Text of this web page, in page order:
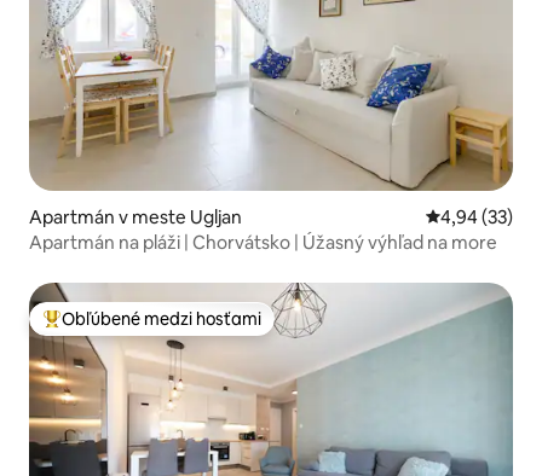
Apartmán v meste Ugljan Priemerné
4,94 (33)
Apartmán na pláži | Chorvátsko | Úžasný výhľad na more
Najobľúbenejšie medzi hosťami
Obľúbené medzi hosťami